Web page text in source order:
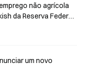
não agrícola
da Reserva Federal
um novo